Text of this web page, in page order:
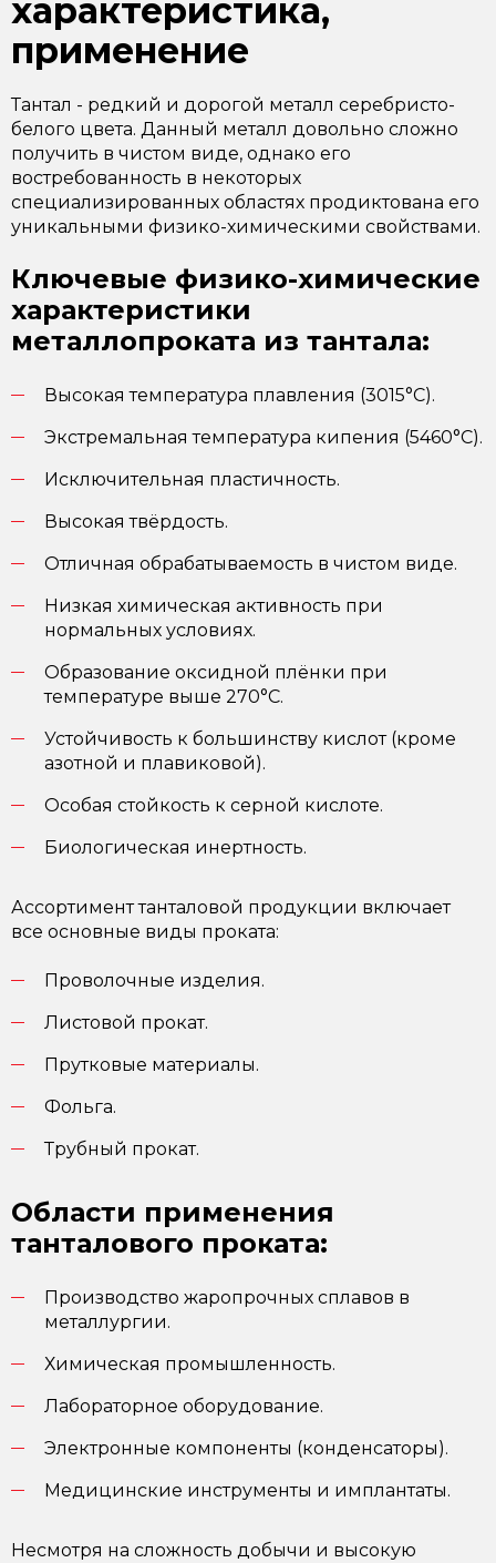
характеристика,
применение
Тантал - редкий и дорогой металл серебристо-
белого цвета. Данный металл довольно сложно
получить в чистом виде, однако его
востребованность в некоторых
специализированных областях продиктована его
уникальными физико-химическими свойствами.
Ключевые физико-химические
характеристики
металлопроката из тантала:
Высокая температура плавления (3015°C).
Экстремальная температура кипения (5460°C).
Исключительная пластичность.
Высокая твёрдость.
Отличная обрабатываемость в чистом виде.
Низкая химическая активность при
нормальных условиях.
Образование оксидной плёнки при
температуре выше 270°C.
Устойчивость к большинству кислот (кроме
азотной и плавиковой).
Особая стойкость к серной кислоте.
Биологическая инертность.
Ассортимент танталовой продукции включает
все основные виды проката:
Проволочные изделия.
Листовой прокат.
Прутковые материалы.
Фольга.
Трубный прокат.
Области применения
танталового проката:
Производство жаропрочных сплавов в
металлургии.
Химическая промышленность.
Лабораторное оборудование.
Электронные компоненты (конденсаторы).
Медицинские инструменты и имплантаты.
Несмотря на сложность добычи и высокую